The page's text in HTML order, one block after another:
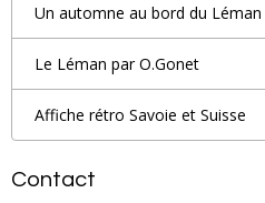
Un automne au bord du Léman
Le Léman par O.Gonet
Affiche rétro Savoie et Suisse
Contact